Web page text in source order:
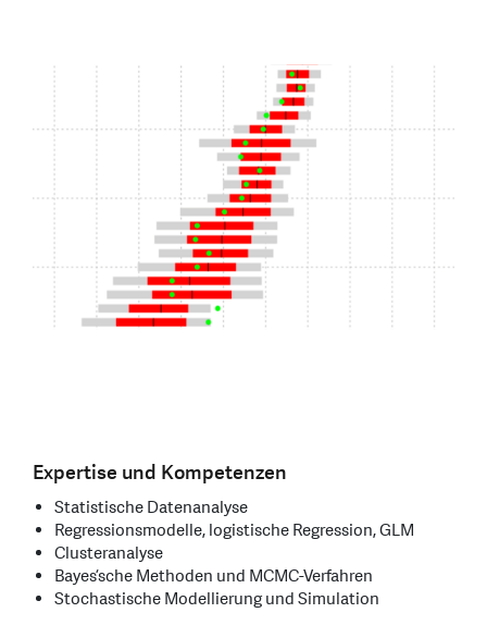
Expertise und Kompetenzen
Statistische Datenanalyse
Regressionsmodelle, logistische Regression, GLM
Clusteranalyse
Bayes’sche Methoden und MCMC-Verfahren
Stochastische Modellierung und Simulation